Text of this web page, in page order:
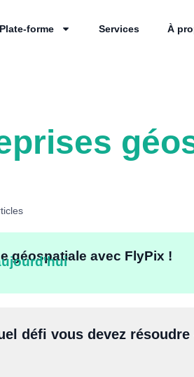
Plate-forme Services À
géospatiale avec FlyPix !
défi vous devez résoudre